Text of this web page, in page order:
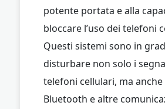
potente portata e alla
bloccare l’uso dei telefoni
Questi sistemi sono in
disturbare non solo i
telefoni cellulari, ma anche
Bluetooth e altre